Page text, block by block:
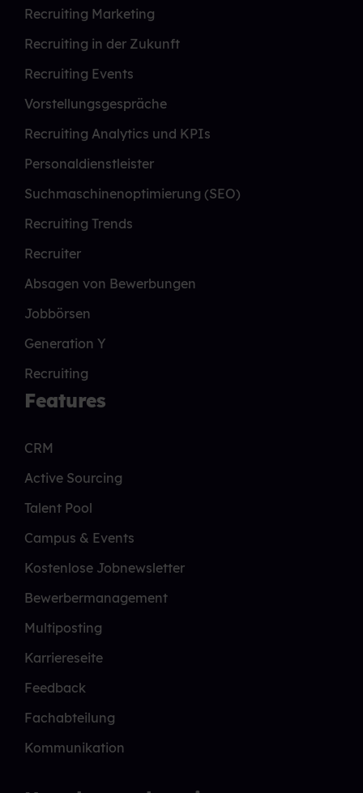
Recruiting Marketing
Recruiting in der Zukunft
Recruiting Events
Vorstellungsgespräche
Recruiting Analytics und KPIs
Personaldienstleister
Suchmaschinenoptimierung (SEO)
Recruiting Trends
Recruiter
Absagen von Bewerbungen
Jobbörsen
Generation Y
Recruiting
Features
CRM
Active Sourcing
Talent Pool
Campus & Events
Kostenlose Jobnewsletter
Bewerbermanagement
Multiposting
Karriereseite
Feedback
Fachabteilung
Kommunikation